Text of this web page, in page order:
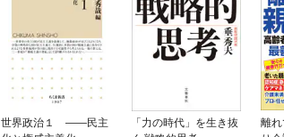
世界政治１ ――民主
「力の時代」を生き抜
離